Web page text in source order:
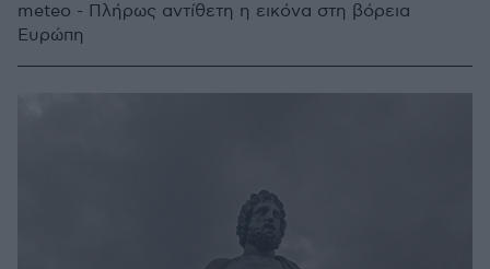
meteo - Πλήρως αντίθετη η εικόνα στη βόρεια
Ευρώπη